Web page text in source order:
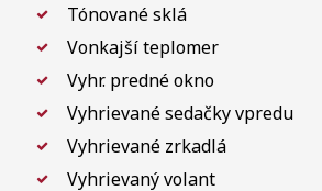
Tónované sklá
Vonkajší teplomer
Vyhr. predné okno
Vyhrievané sedačky vpredu
Vyhrievané zrkadlá
Vyhrievaný volant